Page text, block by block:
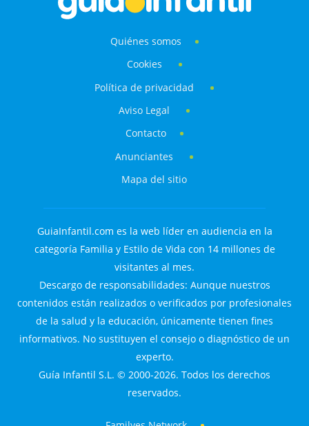
Quiénes somos
Cookies
Política de privacidad
Aviso Legal
Contacto
Anunciantes
Mapa del sitio
GuiaInfantil.com es la web líder en audiencia en la
categoría Familia y Estilo de Vida con 14 millones de
visitantes al mes.
Descargo de responsabilidades: Aunque nuestros
contenidos están realizados o verificados por profesionales
de la salud y la educación, únicamente tienen fines
informativos. No sustituyen el consejo o diagnóstico de un
experto.
Guía Infantil S.L. © 2000-2026. Todos los derechos
reservados.